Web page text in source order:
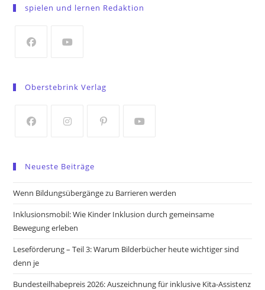
a
tab
spielen und lernen Redaktion
a
tab
tab
Oberstebrink Verlag
a
new
new
a
new
new
Neueste Beiträge
Wenn Bildungsübergänge zu Barrieren werden
Inklusionsmobil: Wie Kinder Inklusion durch gemeinsame
Bewegung erleben
Leseförderung – Teil 3: Warum Bilderbücher heute wichtiger sind
denn je
Bundesteilhabepreis 2026: Auszeichnung für inklusive Kita-Assistenz